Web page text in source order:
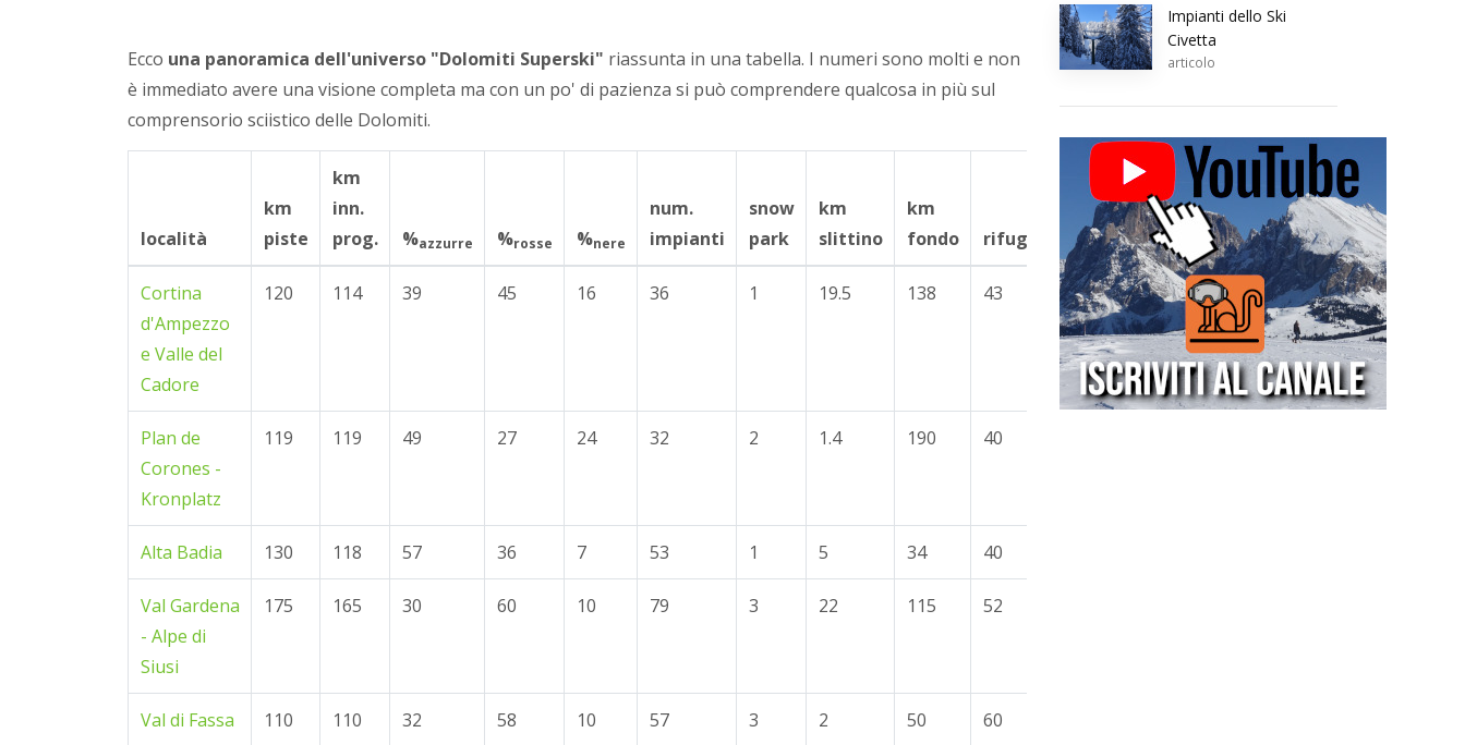
Ecco una panoramica dell'universo "Dolomiti Superski" riassunta in una tabella. I numeri sono molti e non
è immediato avere una visione completa ma con un po' di pazienza si può comprendere qualcosa in più sul
comprensorio sciistico delle Dolomiti.
località
km
piste
km
inn.
prog.
%azzurre %rosse %nere
num.
impianti
snow
park
km
slittino
km
fondo
rifugi
Cortina
d'Ampezzo
e Valle del
Cadore
120 114 39 45 16 36 1 19.5 138 43
Plan de
Corones -
Kronplatz
119 119 49 27 24 32 2 1.4 190 40
Alta Badia 130 118 57 36 7 53 1 5 34 40
Val Gardena
- Alpe di
Siusi
175 165 30 60 10 79 3 22 115 52
Val di Fassa 110 110 32 58 10 57 3 2 50 60
Impianti dello Ski
Civetta
articolo